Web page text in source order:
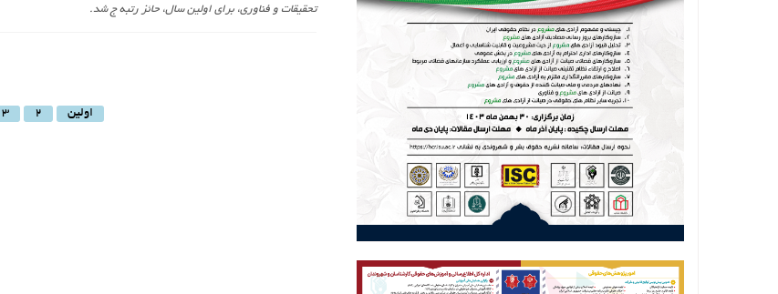
تحقیقات و فناوری، برای اولین سال، حائز رتبه ج شد.
اولین 3 2